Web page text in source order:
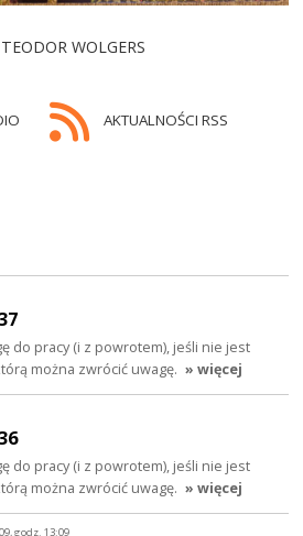
WOLGERS
AKTUALNOŚCI RSS
do pracy (i z powrotem), jeśli nie jest
można zwrócić uwagę. » więcej
do pracy (i z powrotem), jeśli nie jest
można zwrócić uwagę. » więcej
godz. 13:09